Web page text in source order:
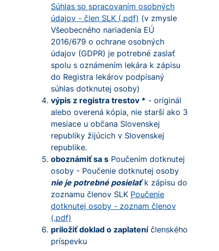
Súhlas so spracovaním osobných
údajov - člen SLK (.pdf) (v zmysle
Všeobecného nariadenia EÚ
2016/679 o ochrane osobných
údajov (GDPR) je potrebné zaslať
spolu s oznámením lekára k zápisu
do Registra lekárov podpísaný
súhlas dotknutej osoby)
výpis z registra trestov * - originál
alebo overená kópia, nie starší ako 3
mesiace u občana Slovenskej
republiky žijúcich v Slovenskej
republike.
oboznámiť sa s Poučením dotknutej
osoby - Poučenie dotknutej osoby
nie je potrebné posielaťk zápisu do
zoznamu členov SLK Poučenie
dotknutej osoby - zoznam členov
(.pdf)
priložiť doklad o zaplateníčlenského
príspevku